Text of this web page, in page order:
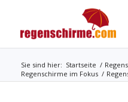
Sie sind hier: Startseite /
Regenschirme im Fokus /